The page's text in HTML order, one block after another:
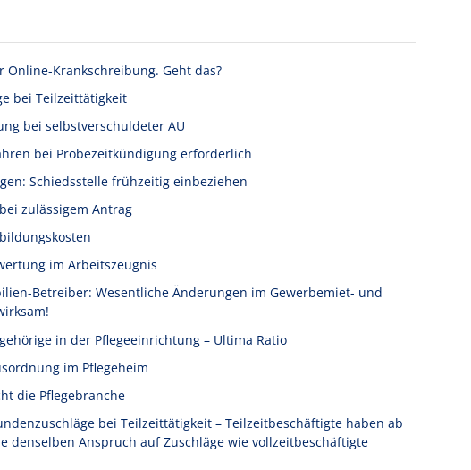
Online-Krankschreibung. Geht das?
bei Teilzeittätigkeit
bei selbstverschuldeter AU
bei Probezeitkündigung erforderlich
Schiedsstelle frühzeitig einbeziehen
zulässigem Antrag
im Arbeitszeugnis
Betreiber: Wesentliche Änderungen im Gewerbemiet- und
in der Pflegeeinrichtung – Ultima Ratio
im Pflegeheim
die Pflegebranche
bei Teilzeittätigkeit – Teilzeitbeschäftigte haben ab
denselben Anspruch auf Zuschläge wie vollzeitbeschäftigte